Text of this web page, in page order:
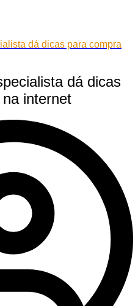
dá dicas para compra
dá dicas
internet